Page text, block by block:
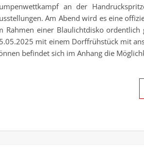
an der
Am Abend wird es eine
Rahmen einer Blaulichtdisko ordentlich
mit einem Dorffrühstück mit
befindet sich im Anhang die